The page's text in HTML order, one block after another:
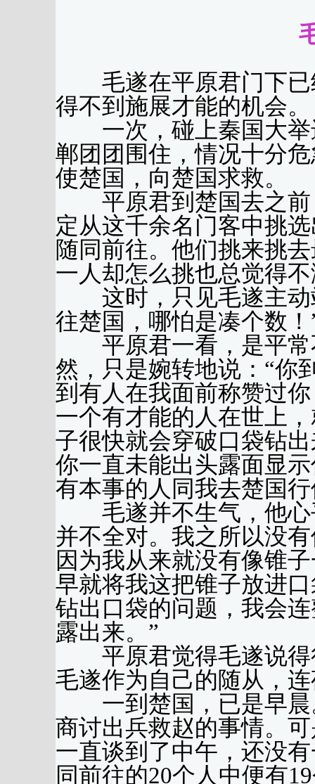
毛遂在平原君门下已
得不到施展才能的机会。
一次，碰上秦国大举
郸团团围住，情况十分
使楚国，向楚国求救。
平原君到楚国去之前
定从这千余名门客中挑
随同前往。他们挑来挑
一人却怎么挑也总觉得
这时，只见毛遂主动
往楚国，哪怕是凑个数！
平原君一看，是平常
然，只是婉转地说：“你
到有人在我面前称赞过
一个有才能的人在世上
子很快就会穿破口袋钻
你一直未能出头露面显
有本事的人同我去楚国
毛遂并不生气，他心
并不全对。我之所以没
因为我从来就没有像锥
早就将我这把锥子放进
钻出口袋的问题，我会
露出来。”
平原君觉得毛遂说得
毛遂作为自己的随从，
一到楚国，已是早晨
商讨出兵救赵的事情。
一直谈到了中午，还没
同前往的20个人中便有